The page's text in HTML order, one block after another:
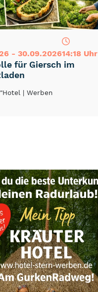
- 30.09.202614:18 Uhr
für Giersch im
| Werben